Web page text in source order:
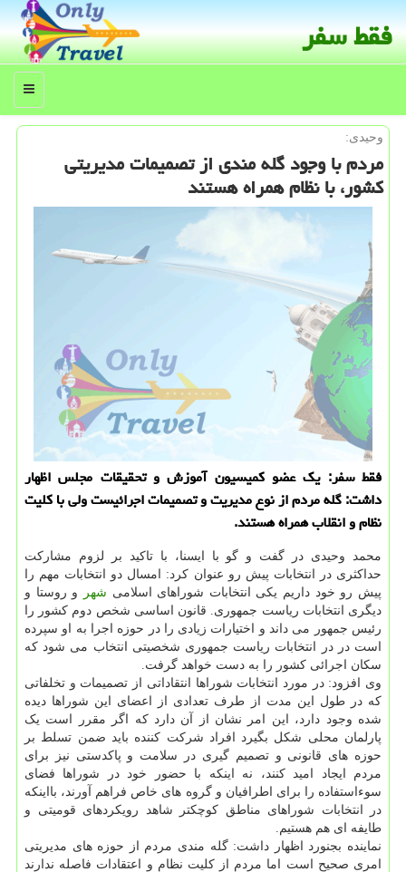
فقط سفر
منو
وحیدی:
مردم با وجود گله مندی از تصمیمات مدیریتی
كشور، با نظام همراه هستند
فقط سفر: یک عضو کمیسیون آموزش و تحقیقات مجلس اظهار
داشت: گله مردم از نوع مدیریت و تصمیمات اجرائیست ولی با کلیت
نظام و انقلاب همراه هستند.
محمد وحیدی در گفت و گو با ایسنا، با تاکید بر لزوم مشارکت
حداکثری در انتخابات پیش رو عنوان کرد: امسال دو انتخابات مهم را
پیش رو خود داریم یکی انتخابات شوراهای اسلامی شهر
و روستا و
دیگری انتخابات ریاست جمهوری. قانون اساسی شخص دوم کشور را
رئیس جمهور می داند و اختیارات زیادی را در حوزه اجرا به او سپرده
است در در انتخابات ریاست جمهوری شخصیتی انتخاب می شود که
سکان اجرائی کشور را به دست خواهد گرفت.
وی افزود: در مورد انتخابات شوراها انتقاداتی از تصمیمات و تخلفاتی
که در طول این مدت از طرف تعدادی از اعضای این شوراها دیده
شده وجود دارد، این امر نشان از آن دارد که اگر مقرر است یک
پارلمان محلی شکل بگیرد افراد شرکت کننده باید ضمن تسلط بر
حوزه های قانونی و تصمیم گیری در سلامت و پاکدستی نیز برای
مردم ایجاد امید کنند، نه اینکه با حضور خود در شوراها فضای
سوءاستفاده را برای اطرافیان و گروه های خاص فراهم آورند، بااینکه
در انتخابات شوراهای مناطق کوچکتر شاهد رویکردهای قومیتی و
طایفه ای هم هستیم.
نماینده بجنورد اظهار داشت: گله مندی مردم از حوزه های مدیریتی
امری صحیح است اما مردم از کلیت نظام و اعتقادات فاصله ندارند